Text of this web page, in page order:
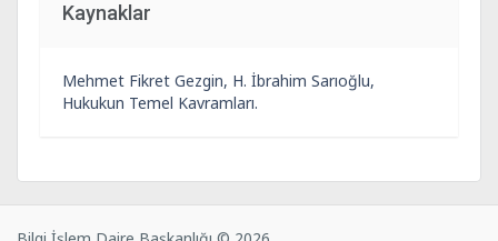
Kaynaklar
Mehmet Fikret Gezgin, H. İbrahim Sarıoğlu,
Hukukun Temel Kavramları.